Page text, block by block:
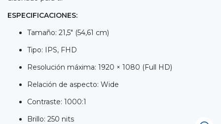
ESPECIFICACIONES:
Tamaño: 21,5" (54,61 cm)
Tipo: IPS, FHD
Resolución máxima: 1920 × 1080 (Full HD)
Relación de aspecto: Wide
Contraste: 1000:1
Brillo: 250 nits